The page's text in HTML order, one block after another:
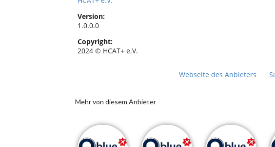
Version:
1.0.0.0
Copyright:
2024 © HCAT+ e.V.
Webseite des Anbieters
Mehr von diesem Anbieter